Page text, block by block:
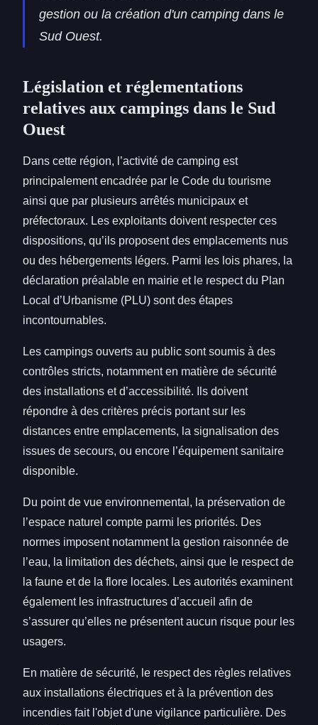
gestion ou la création d'un camping dans le
Sud Ouest.
Législation et réglementations
relatives aux campings dans le Sud
Ouest
Dans cette région, l’activité de camping est
principalement encadrée par le Code du tourisme
ainsi que par plusieurs arrêtés municipaux et
préfectoraux. Les exploitants doivent respecter ces
dispositions, qu’ils proposent des emplacements nus
ou des hébergements légers. Parmi les lois phares, la
déclaration préalable en mairie et le respect du Plan
Local d’Urbanisme (PLU) sont des étapes
incontournables.
Les campings ouverts au public sont soumis à des
contrôles stricts, notamment en matière de sécurité
des installations et d’accessibilité. Ils doivent
répondre à des critères précis portant sur les
distances entre emplacements, la signalisation des
issues de secours, ou encore l’équipement sanitaire
disponible.
Du point de vue environnemental, la préservation de
l’espace naturel compte parmi les priorités. Des
normes imposent notamment la gestion raisonnée de
l’eau, la limitation des déchets, ainsi que le respect de
la faune et de la flore locales. Les autorités examinent
également les infrastructures d’accueil afin de
s’assurer qu’elles ne présentent aucun risque pour les
usagers.
En matière de sécurité, le respect des règles relatives
aux installations électriques et à la prévention des
incendies fait l'objet d'une vigilance particulière. Des